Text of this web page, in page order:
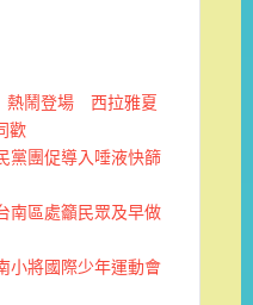
熱鬧登場 西拉雅夏
歡
黨團促導入唾液快篩
南區處籲民眾及早做
小將國際少年運動會